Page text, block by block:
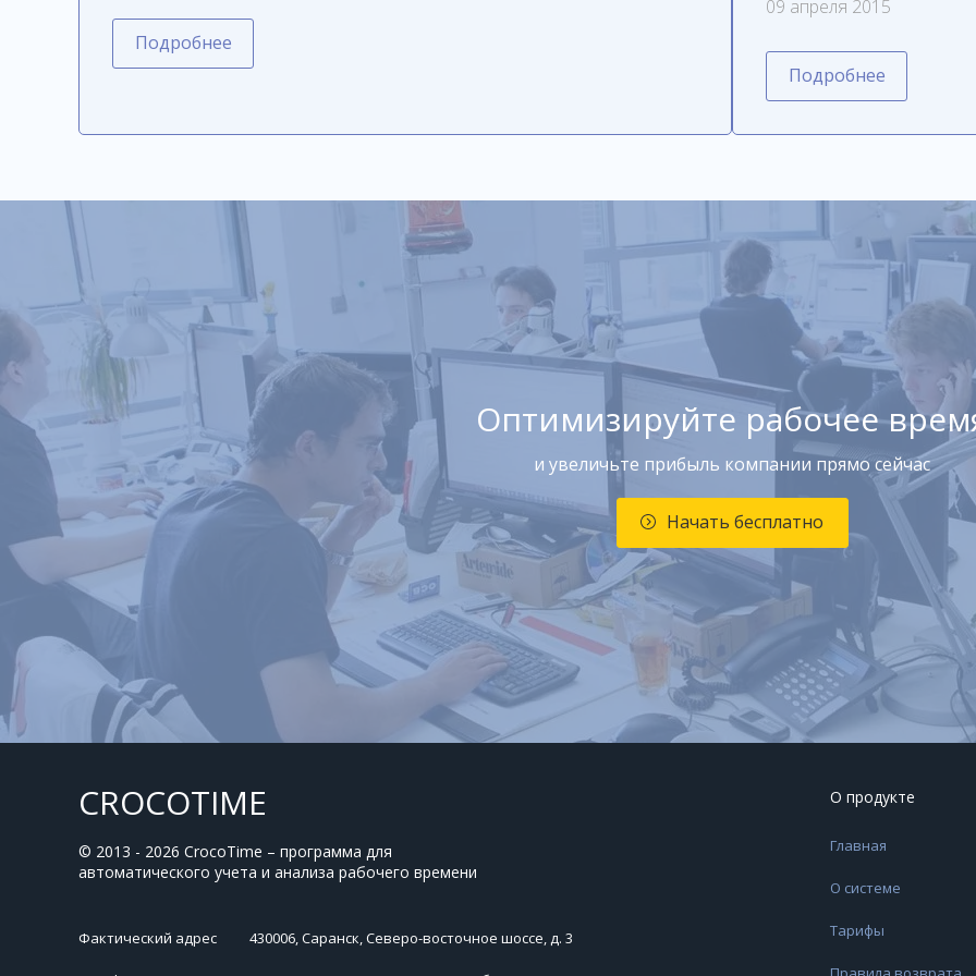
Подробнее
09 апреля 2015
Подробнее
Оптимизируйте рабочее
и увеличьте прибыль компании прямо сейчас
Начать бесплатно
CROCOTIME
© 2013 - 2026 CrocoTime – программа для
автоматического учета и анализа рабочего времени
Фактический адрес 430006, Саранск, Северо-восточное шоссе, д. 3
О продукте
Главная
О системе
Тарифы